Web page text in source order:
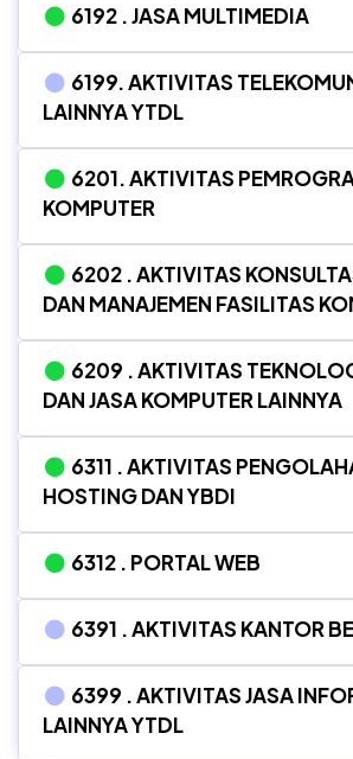
6192 . JASA MULTIMEDIA
6199. AKTIVITAS
LAINNYA YTDL
6201. AKTIVITAS
KOMPUTER
6202 . AKTIVITAS
DAN MANAJEMEN FASILITAS
6209 . AKTIVITAS
DAN JASA KOMPUTER LAINNYA
6311 . AKTIVITAS
HOSTING DAN YBDI
6312 . PORTAL WEB
6391 . AKTIVITAS KANTOR
6399 . AKTIVITAS JASA
LAINNYA YTDL